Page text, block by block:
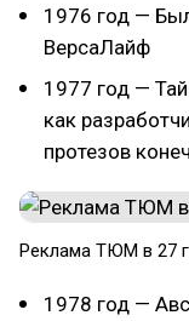
1976 год —
ВерсаЛайф
1977 год —
как
протезов
Реклама ТЮМ в 27
1978 год —